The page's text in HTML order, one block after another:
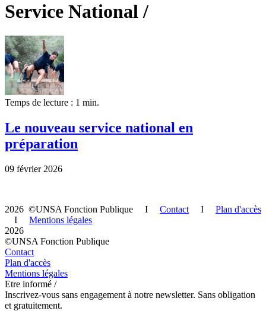
Service National /
Temps de lecture : 1 min.
Le nouveau service national en
préparation
09 février 2026
2026 ©UNSA Fonction Publique I Contact I Plan d'accès
I Mentions légales
2026
©UNSA Fonction Publique
Contact
Plan d'accès
Mentions légales
Etre informé /
Inscrivez-vous sans engagement à notre newsletter. Sans obligation
et gratuitement.